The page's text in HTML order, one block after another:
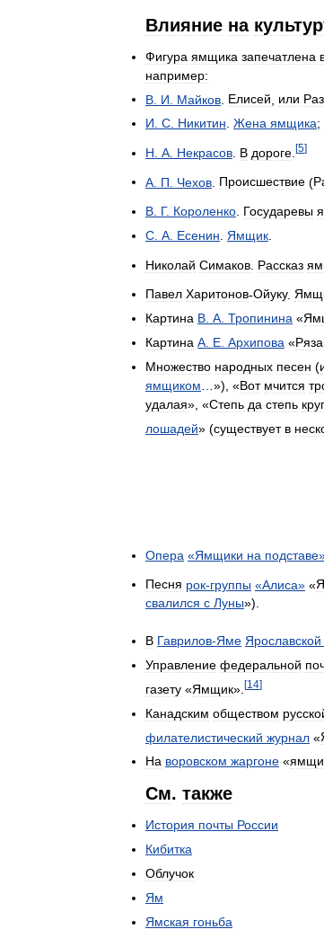
Влияние на
Фигура ямщика запечатлена
например:
В И Майков Елисей или
И С Никитин Жена ямщика;
Н А Некрасов В дороге [5]
А П Чехов Происшествие (
В Г. Короленко Государевы
С А Есенин Ямщик
Николай Симаков Рассказ
Павел Харитонов-Ойуку.
Картина В. А. Тропинина «
Картина А. Е. Архипова «
Множество народных песен (
ямщиком…»), «Вот мчится
удалая», «Степь да степь
лошадей» (существует в
Опера «Ямщики на подставе
Песня рок-группы «Алиса» «
свалился с Луны»).
В Гаврилов-Яме Ярославской
Управление федеральной
газету «Ямщик». [14]
Канадским обществом
филателистический журнал «
На воровском жаргоне «
См. также
История почты России
Кибитка
Облучок
Ям
Ямская гоньба